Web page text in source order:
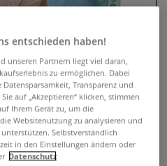
– Alles
entschieden haben!
unseren Partnern liegt viel daran,
zu ermöglichen. Dabei
Transparenz und
auf „Akzeptieren“ klicken, stimmen
Ihrem Gerät zu, um die
Websitenutzung zu analysieren und
Selbstverständlich
in den Einstellungen ändern oder
Datenschutz